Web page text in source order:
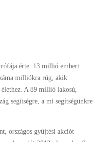
érte: 13 millió embert
milliókra rúg, akik
élethez. A 89 millió lakosú,
segítségre, a mi segítségünkre
országos gyűjtési akciót